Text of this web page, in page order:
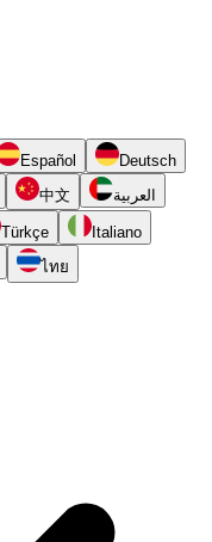
Español
Deutsch
中文 العربية
Türkçe
Italiano
ไทย